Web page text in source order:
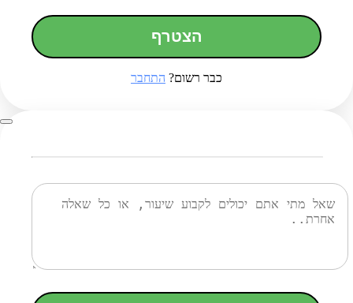
הצטרף
כבר רשום? התחבר